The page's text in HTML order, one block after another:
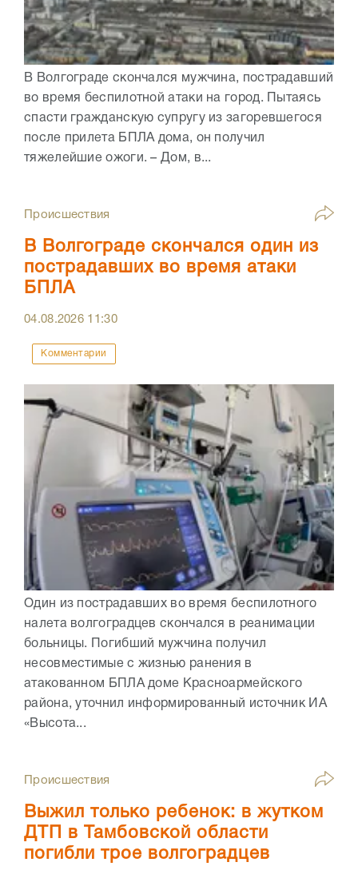
В Волгограде скончался мужчина, пострадавший
во время беспилотной атаки на город. Пытаясь
спасти гражданскую супругу из загоревшегося
после прилета БПЛА дома, он получил
тяжелейшие ожоги. – Дом, в...
Происшествия
В Волгограде скончался один из
пострадавших во время атаки
БПЛА
04.08.2026 11:30
Комментарии
Один из пострадавших во время беспилотного
налета волгоградцев скончался в реанимации
больницы. Погибший мужчина получил
несовместимые с жизнью ранения в
атакованном БПЛА доме Красноармейского
района, уточнил информированный источник ИА
«Высота...
Происшествия
Выжил только ребенок: в жутком
ДТП в Тамбовской области
погибли трое волгоградцев